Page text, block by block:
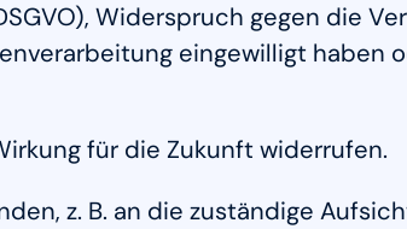
Widerspruch gegen die
eingewilligt haben
für die Zukunft widerrufen.
z. B. an die zuständige